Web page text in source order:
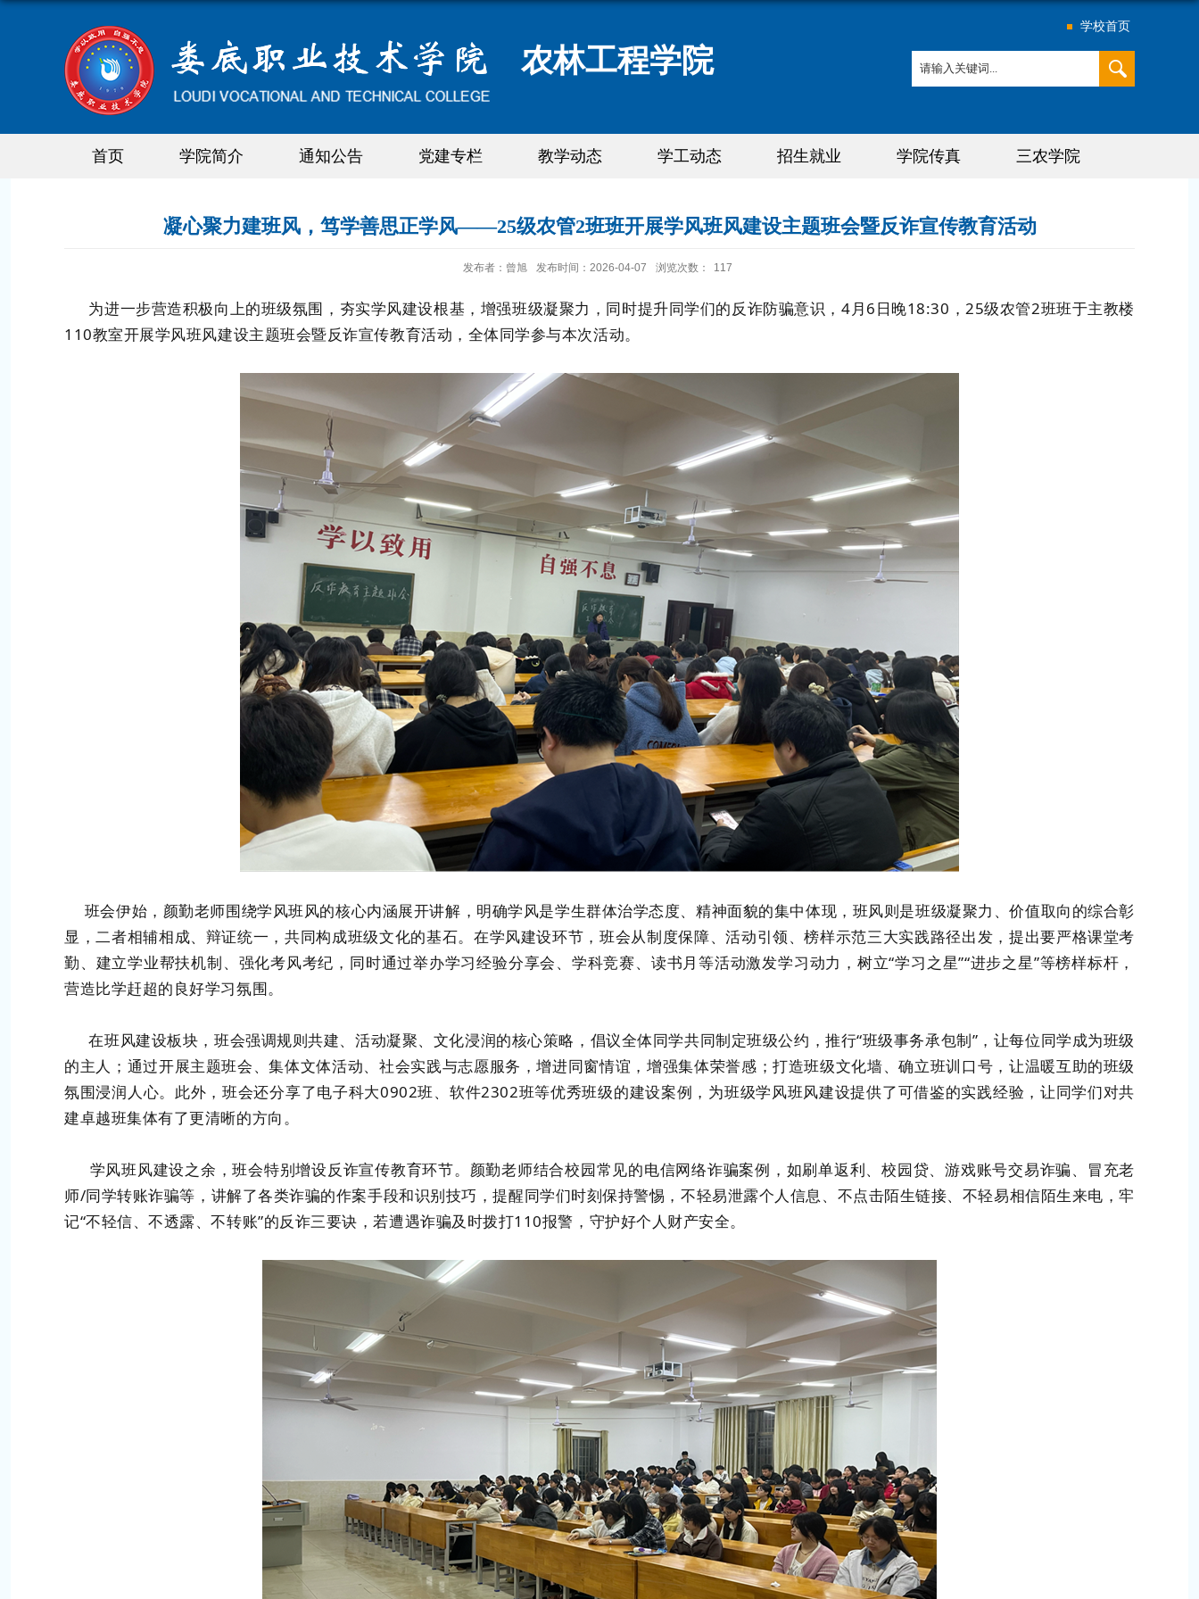
农林工程学院
学校首页
首页 学院简介 通知公告 党建专栏 教学动态 学工动态 招生就业 学院传真 三农学院
凝心聚力建班风，笃学善思正学风——25级农管2班班开展学风班风建设主题班会暨反诈宣传教育活动
发布者：曾旭 发布时间：2026-04-07 浏览次数： 117
为进一步营造积极向上的班级氛围，夯实学风建设根基，增强班级凝聚力，同时提升同学们的反诈防骗意识，4月6日晚18:30，25级农管2班班于主教楼
110教室开展学风班风建设主题班会暨反诈宣传教育活动，全体同学参与本次活动。
班会伊始，颜勤老师围绕学风班风的核心内涵展开讲解，明确学风是学生群体治学态度、精神面貌的集中体现，班风则是班级凝聚力、价值取向的综合彰
显，二者相辅相成、辩证统一，共同构成班级文化的基石。在学风建设环节，班会从制度保障、活动引领、榜样示范三大实践路径出发，提出要严格课堂考
勤、建立学业帮扶机制、强化考风考纪，同时通过举办学习经验分享会、学科竞赛、读书月等活动激发学习动力，树立“学习之星”“进步之星”等榜样标杆，
营造比学赶超的良好学习氛围。
在班风建设板块，班会强调规则共建、活动凝聚、文化浸润的核心策略，倡议全体同学共同制定班级公约，推行“班级事务承包制”，让每位同学成为班级
的主人；通过开展主题班会、集体文体活动、社会实践与志愿服务，增进同窗情谊，增强集体荣誉感；打造班级文化墙、确立班训口号，让温暖互助的班级
氛围浸润人心。此外，班会还分享了电子科大0902班、软件2302班等优秀班级的建设案例，为班级学风班风建设提供了可借鉴的实践经验，让同学们对共
建卓越班集体有了更清晰的方向。
学风班风建设之余，班会特别增设反诈宣传教育环节。颜勤老师结合校园常见的电信网络诈骗案例，如刷单返利、校园贷、游戏账号交易诈骗、冒充老
师/同学转账诈骗等，讲解了各类诈骗的作案手段和识别技巧，提醒同学们时刻保持警惕，不轻易泄露个人信息、不点击陌生链接、不轻易相信陌生来电，牢
记“不轻信、不透露、不转账”的反诈三要诀，若遭遇诈骗及时拨打110报警，守护好个人财产安全。